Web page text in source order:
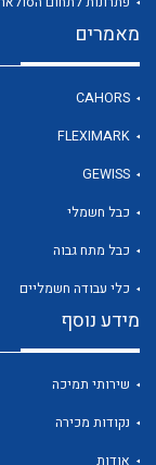
לכל מוצרי היצרן
מאמרים
CAHORS
FLEXIMARK
GEWISS
כבל חשמלי
כבל מתח גבוה
כלי עבודה חשמליים
מידע נוסף
שירותי תמיכה
נקודות מכירה
אודות